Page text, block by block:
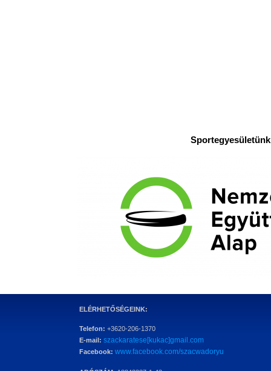
ELÉRHETŐSÉGEINK:
Telefon: +3620-206-1370
E-mail: szackaratese[kukac]gmail.com
Facebook: www.facebook.com/szacwadoryu